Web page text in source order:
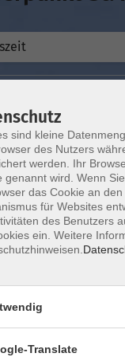
Bildung und die
Bamberg Stadt
Hoffmann
Bamberg. Eine
sind kleine
des Nutzers
werden. Ihr
genannt wird. Wenn
das Cookie an
für Websites
des Benutzers
ein. Weitere
Translate